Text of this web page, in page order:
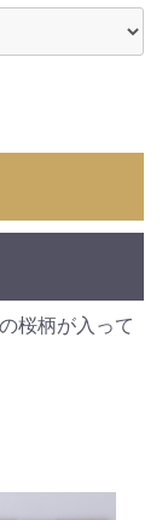
桜柄が入って